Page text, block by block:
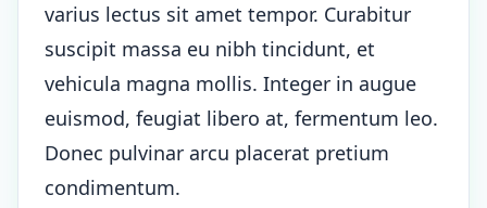
varius lectus sit amet tempor. Curabitur
suscipit massa eu nibh tincidunt, et
vehicula magna mollis. Integer in augue
euismod, feugiat libero at, fermentum leo.
Donec pulvinar arcu placerat pretium
condimentum.